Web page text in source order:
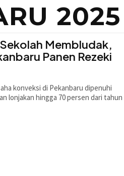
2025
Membludak,
Panen Rezeki
konveksi di Pekanbaru dipenuhi
lonjakan hingga 70 persen dari tahun